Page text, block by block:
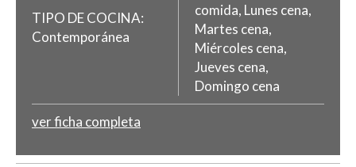
TIPO DE COCINA:
Contemporánea
comida, Lunes cena,
Martes cena,
Miércoles cena,
Jueves cena,
Domingo cena
ver ficha completa